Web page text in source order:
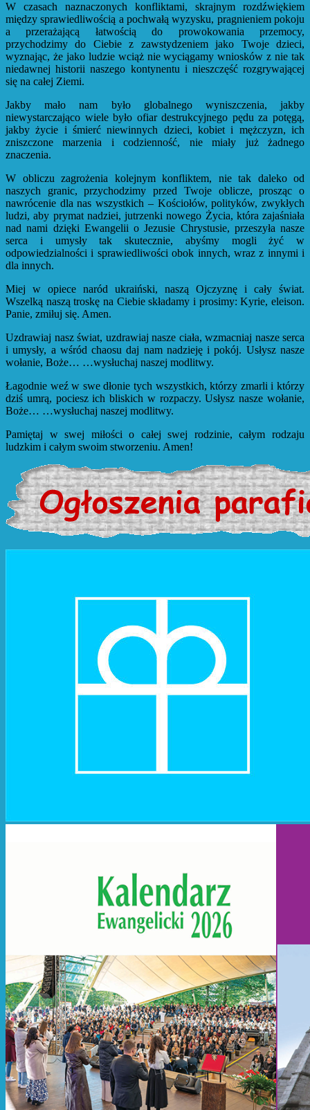
W czasach naznaczonych konfliktami, skrajnym rozdźwiękiem
między sprawiedliwością a pochwałą wyzysku, pragnieniem pokoju
a przerażającą łatwością do prowokowania przemocy,
przychodzimy do Ciebie z zawstydzeniem jako Twoje dzieci,
wyznając, że jako ludzie wciąż nie wyciągamy wniosków z nie tak
niedawnej historii naszego kontynentu i nieszczęść rozgrywającej
się na całej Ziemi.
Jakby mało nam było globalnego wyniszczenia, jakby
niewystarczająco wiele było ofiar destrukcyjnego pędu za potęgą,
jakby życie i śmierć niewinnych dzieci, kobiet i mężczyzn, ich
zniszczone marzenia i codzienność, nie miały już żadnego
znaczenia.
W obliczu zagrożenia kolejnym konfliktem, nie tak daleko od
naszych granic, przychodzimy przed Twoje oblicze, prosząc o
nawrócenie dla nas wszystkich – Kościołów, polityków, zwykłych
ludzi, aby prymat nadziei, jutrzenki nowego Życia, która zajaśniała
nad nami dzięki Ewangelii o Jezusie Chrystusie, przeszyła nasze
serca i umysły tak skutecznie, abyśmy mogli żyć w
odpowiedzialności i sprawiedliwości obok innych, wraz z innymi i
dla innych.
Miej w opiece naród ukraiński, naszą Ojczyznę i cały świat.
Wszelką naszą troskę na Ciebie składamy i prosimy: Kyrie, eleison.
Panie, zmiłuj się. Amen.
Uzdrawiaj nasz świat, uzdrawiaj nasze ciała, wzmacniaj nasze serca
i umysły, a wśród chaosu daj nam nadzieję i pokój. Usłysz nasze
wołanie, Boże… …wysłuchaj naszej modlitwy.
Łagodnie weź w swe dłonie tych wszystkich, którzy zmarli i którzy
dziś umrą, pociesz ich bliskich w rozpaczy. Usłysz nasze wołanie,
Boże… …wysłuchaj naszej modlitwy.
Pamiętaj w swej miłości o całej swej rodzinie, całym rodzaju
ludzkim i całym swoim stworzeniu. Amen!